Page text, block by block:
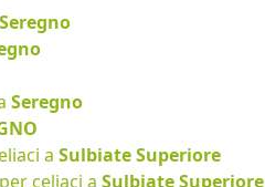
Seregno
Seregno
a Sulbiate Superiore
per celiaci a Sulbiate Superiore